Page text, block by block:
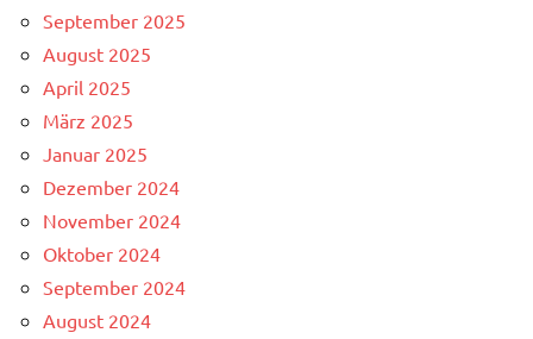
September 2025
August 2025
April 2025
März 2025
Januar 2025
Dezember 2024
November 2024
Oktober 2024
September 2024
August 2024